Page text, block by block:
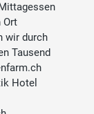
Ort
wir durch
Tausend
Hotel